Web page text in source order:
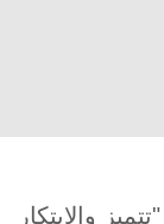
والابتكار". -